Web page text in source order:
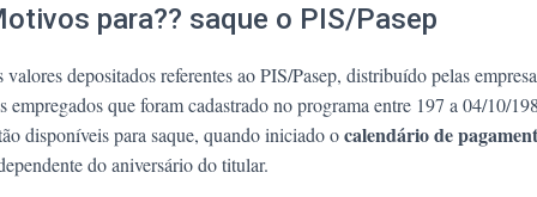
para?? saque o PIS/Pasep
valores depositados referentes ao PIS/Pasep, distribuído pelas
empregados que foram cadastrado no programa entre 197 a 04/10/
disponíveis para saque, quando iniciado ocalendário de
do aniversário do titular.